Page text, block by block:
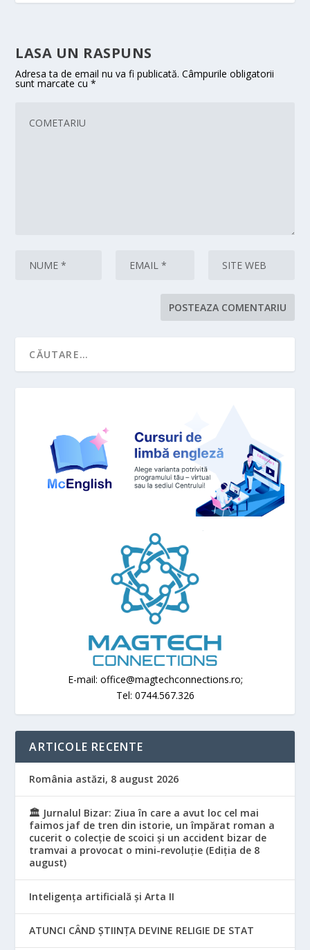
LASA UN RASPUNS
Adresa ta de email nu va fi publicată. Câmpurile obligatorii
sunt marcate cu*
E-mail: office@magtechconnections.ro;
Tel: 0744.567.326
ARTICOLE RECENTE
România astăzi, 8 august 2026
🏛️ Jurnalul Bizar: Ziua în care a avut loc cel mai
faimos jaf de tren din istorie, un împărat roman a
cucerit o colecție de scoici și un accident bizar de
tramvai a provocat o mini-revoluție (Ediția de 8
august)
Inteligența artificială și Arta II
ATUNCI CÂND ȘTIINȚA DEVINE RELIGIE DE STAT